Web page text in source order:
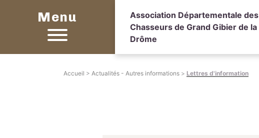
Menu
Association Départementale des
Chasseurs de Grand Gibier de la
Drôme
Accueil > Actualités - Autres informations > Lettres d'information